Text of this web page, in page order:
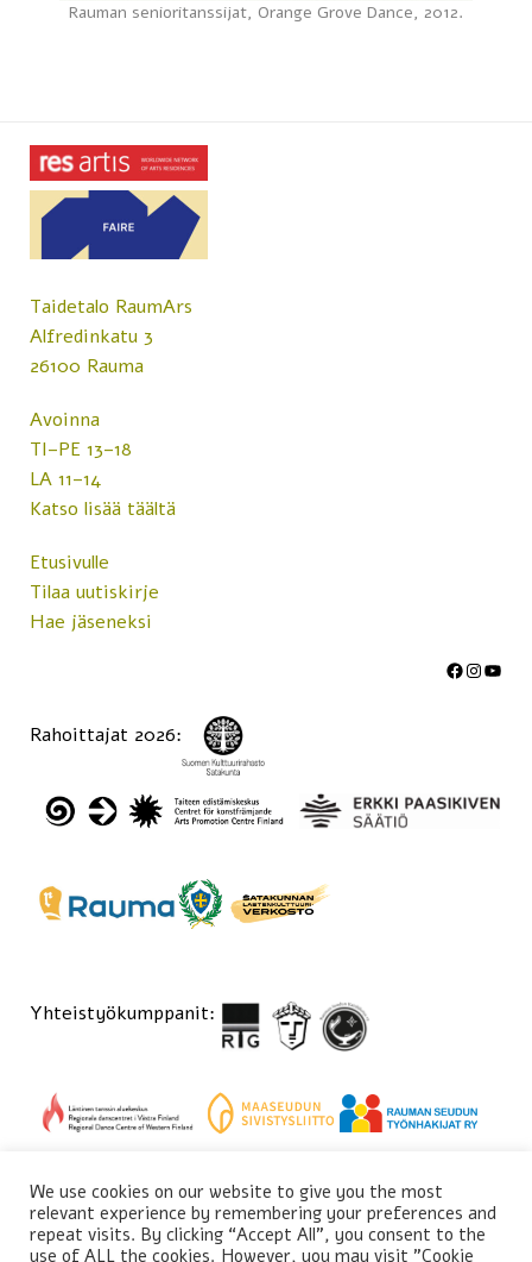
Rauman senioritanssijat, Orange Grove Dance, 2012.
Taidetalo RaumArs
Alfredinkatu 3
26100 Rauma
Avoinna
TI–PE 13–18
LA 11–14
Katso lisää täältä
Etusivulle
Tilaa uutiskirje
Hae jäseneksi
Facebook InstagramYouTube
Rahoittajat 2026:
Yhteistyökumppanit:
We use cookies on our website to give you the most
relevant experience by remembering your preferences and
repeat visits. By clicking “Accept All”, you consent to the
use of ALL the cookies. However, you may visit "Cookie